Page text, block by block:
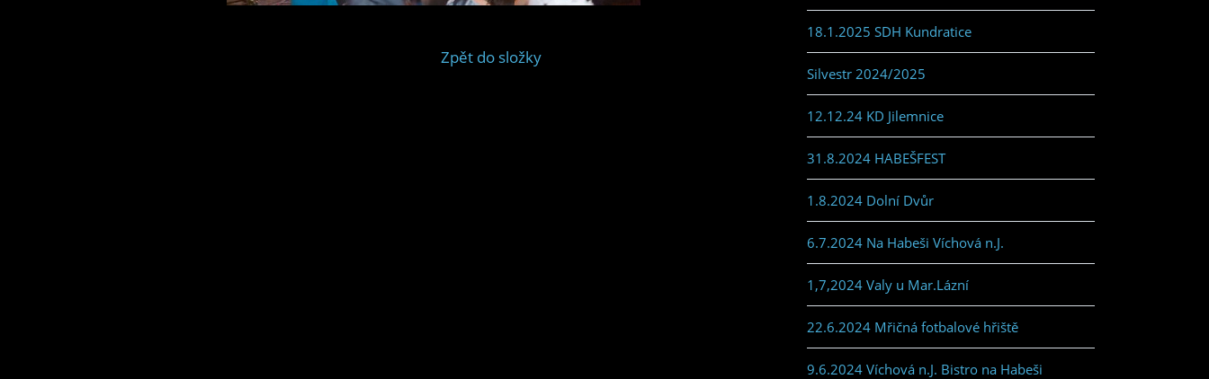
Zpět do složky
18.1.2025 SDH Kundratice
Silvestr 2024/2025
12.12.24 KD Jilemnice
31.8.2024 HABEŠFEST
1.8.2024 Dolní Dvůr
6.7.2024 Na Habeši Víchová n.J.
1,7,2024 Valy u Mar.Lázní
22.6.2024 Mřičná fotbalové hřiště
9.6.2024 Víchová n.J. Bistro na Habeši